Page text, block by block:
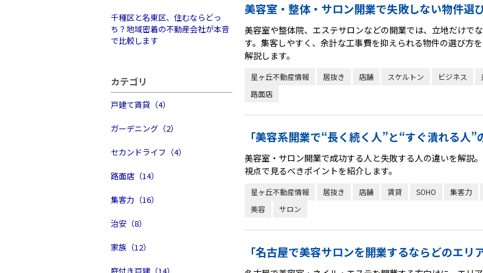
千種区と名東区、住むならどっ
ち？地域密着の不動産会社が本音
で比較します
カテゴリ
戸建て賃貸（4）
ガーデニング（2）
セカンドライフ（4）
路面店（14）
集客力（16）
治安（8）
家族（12）
美容室・整体・サロン開業で失敗しない物件選
美容室や整体院、エステサロンなどの開業では、立地だけで
す。集客しやすく、余計な工事費を抑えられる物件の選び方
解説します。
星ヶ丘不動産情報 居抜き 店舗 スケルトン ビジネス
路面店
「美容系開業で“長く続く人”と“すぐ潰れる人”
美容室・サロン開業で成功する人と失敗する人の違いを解説
視点で見るべきポイントを紹介します。
星ヶ丘不動産情報 居抜き 店舗 賃貸 SOHO 集客力
美容
サロン
「名古屋で美容サロンを開業するならどのエリ